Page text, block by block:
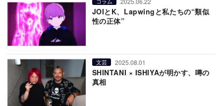
JOIとK、Lapwingと私たちの“類似
性の正体”
文芸 2025.08.01
SHINTANI × ISHIYAが明かす、噂の
真相